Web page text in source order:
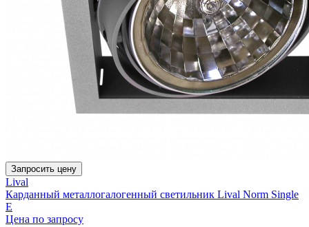
Запросить цену
Lival
Карданный металлогалогенный светильник Lival Norm Single
E
Цена по запросу